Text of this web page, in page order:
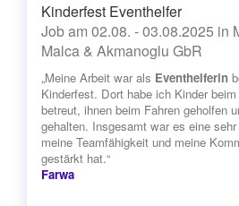
Kinderfest Eventhelfer
Job am 02.08. - 03.08.2025 in
Malca & Akmanoglu GbR
„Meine Arbeit war als Eventhelferin
Kinderfest. Dort habe ich Kinder
betreut, ihnen beim Fahren geholfen
gehalten. Insgesamt war es eine
meine Teamfähigkeit und meine
gestärkt hat.“
Farwa